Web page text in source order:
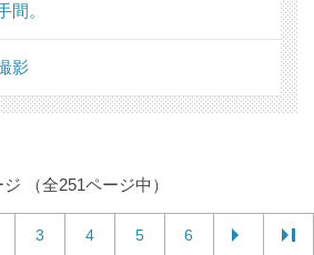
間。
影
（全251ページ中）
3 4 5 6